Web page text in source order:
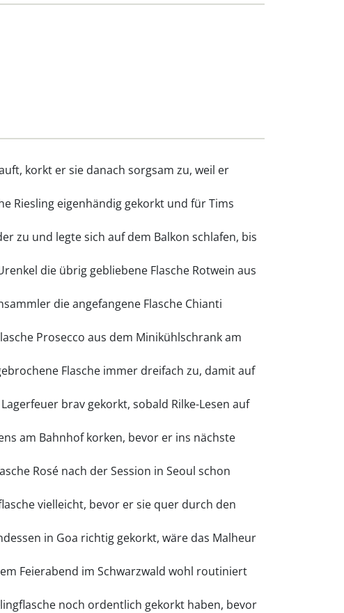
korkt er sie danach sorgsam zu, weil er
Riesling eigenhändig gekorkt und für Tims
zu und legte sich auf dem Balkon schlafen, bis
die übrig gebliebene Flasche Rotwein aus
die angefangene Flasche Chianti
Prosecco aus dem Minikühlschrank am
Flasche immer dreifach zu, damit auf
brav gekorkt, sobald Rilke-Lesen auf
am Bahnhof korken, bevor er ins nächste
Rosé nach der Session in Seoul schon
vielleicht, bevor er sie quer durch den
in Goa richtig gekorkt, wäre das Malheur
Feierabend im Schwarzwald wohl routiniert
noch ordentlich gekorkt haben, bevor